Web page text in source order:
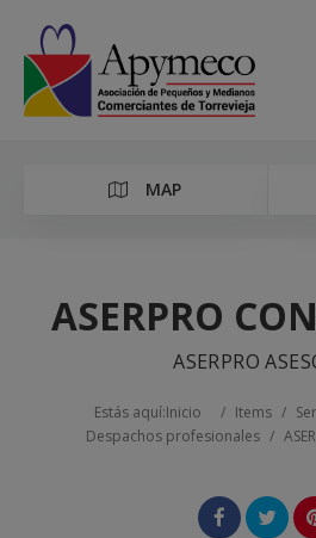
MAP
Location
ASERPRO
ASERPRO
Estás aquí:Inicio / Items /
Despachos profesionales /